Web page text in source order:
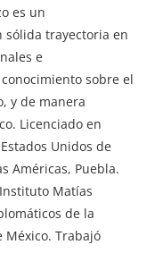
es un
trayectoria en
e
sobre el
y de manera
Licenciado en
Unidos de
Américas, Puebla.
Matías
de la
México. Trabajó